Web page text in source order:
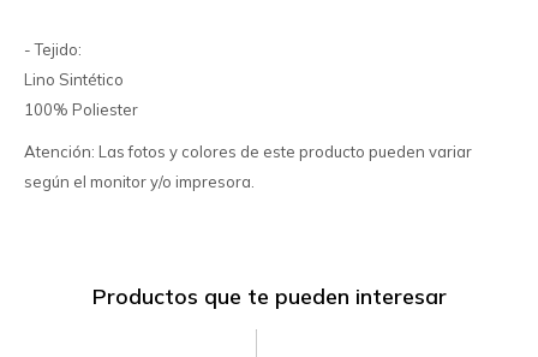
- Tejido:
Lino Sintético
100% Poliester
Atención: Las fotos y colores de este producto pueden variar
según el monitor y/o impresora.
Productos que te pueden interesar